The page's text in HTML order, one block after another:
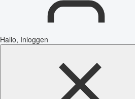
Hallo, Inloggen